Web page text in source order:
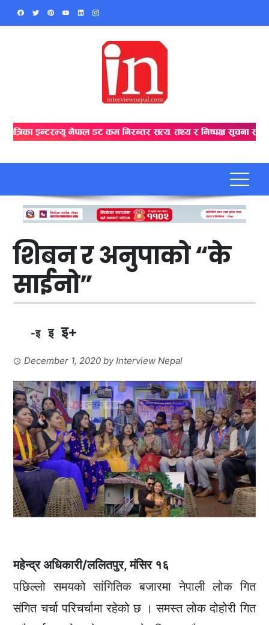
Skip
शिबन र अनुपाको “के
साईनो”
-इ इ इ+
December 1, 2020 byInterview Nepal
महेन्द्र अधिकारी/ललितपुर, मंसिर १६
पछिल्लो समयको सांगितिक बजारमा नेपाली लोक गित
संगित चर्चा परिचर्चामा रहेको छ । समस्त लोक दोहोरी गित